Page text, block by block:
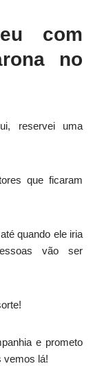
com
no
reservei uma
que ficaram
quando ele iria
vão ser
e prometo
vemos lá!